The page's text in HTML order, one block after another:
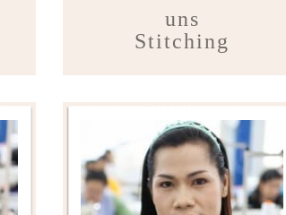
uns
Stitching